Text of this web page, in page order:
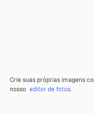
Crie suas próprias imagens
nosso editor de fotos.